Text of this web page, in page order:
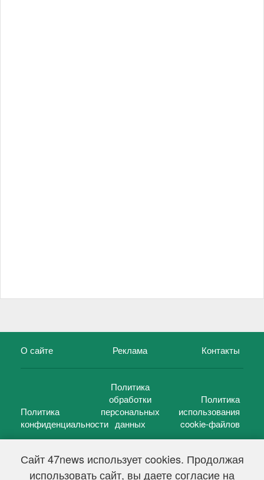
Сайт 47news использует cookies. Продолжая
использовать сайт, вы даете согласие на
О сайте Реклама Контакты
Политика
конфиденциальности
Политика
обработки
персональных
данных
Политика
использования
cookie-файлов